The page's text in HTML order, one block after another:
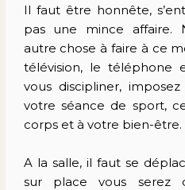
Il faut être honnête,
pas une mince affaire.
autre chose à faire à ce
télévision, le téléphone
vous discipliner,
votre séance de sport,
corps et à votre bien-être.
A la salle, il faut se
sur place vous serez